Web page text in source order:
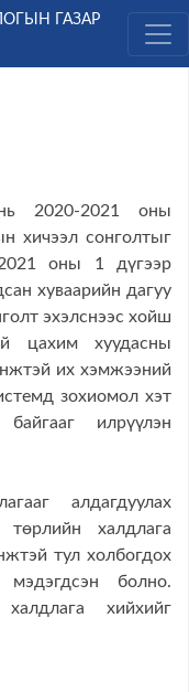
ГАЗАР
2020-2021 оны
хичээл сонголтыг
оны 1 дүгээр
хуваарийн дагуу
эхэлснээс хойш
цахим хуудасны
их хэмжээний
зохиомол хэт
илрүүлэн
алдагдуулах
төрлийн халдлага
тул холбогдох
мэдэгдсэн болно.
хийхийг